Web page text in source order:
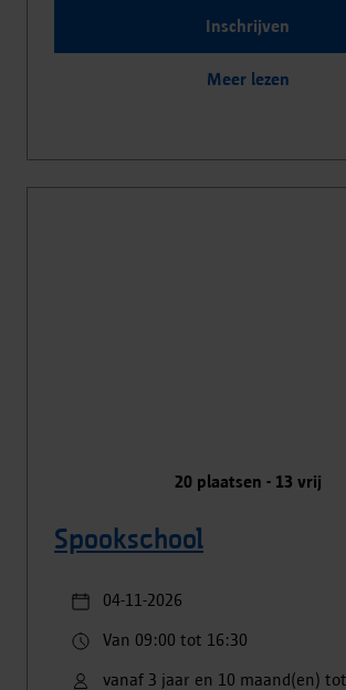
Inschrijven
Meer lezen
20plaatsen - 13 vrij
Spookschool
04-11-2026
Van 09:00 tot 16:30
vanaf 3 jaar en 10 maand(en)